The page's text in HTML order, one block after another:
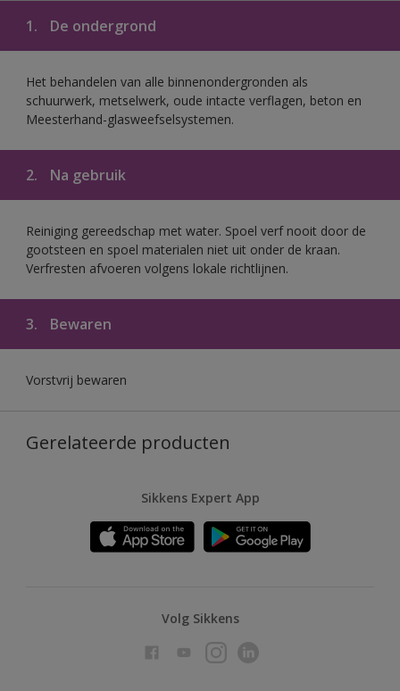
1. De ondergrond
Het behandelen van alle binnenondergronden als
schuurwerk, metselwerk, oude intacte verflagen, beton en
Meesterhand-glasweefselsystemen.
2. Na gebruik
Reiniging gereedschap met water. Spoel verf nooit door de
gootsteen en spoel materialen niet uit onder de kraan.
Verfresten afvoeren volgens lokale richtlijnen.
3. Bewaren
Vorstvrij bewaren
Gerelateerde producten
Sikkens Expert App
Volg Sikkens